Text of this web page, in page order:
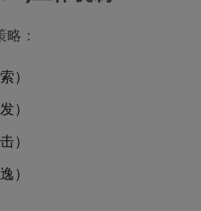
：
）
）
）
）